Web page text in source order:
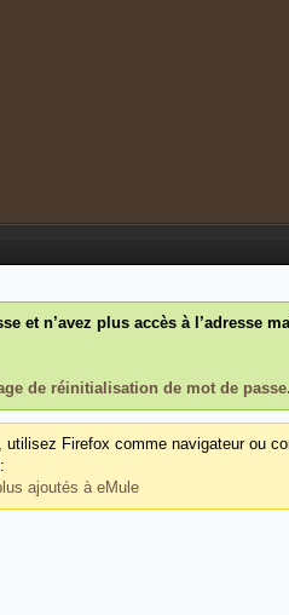
et n’avez plus accès à l’adresse
de réinitialisation de mot de passe.
Firefox comme navigateur ou
ajoutés à eMule